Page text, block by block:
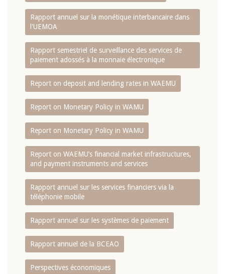
Rapport annuel sur la monétique interbancaire dans
l'UEMOA
Rapport semestriel de surveillance des services de
paiement adossés à la monnaie électronique
Report on deposit and lending rates in WAEMU
Report on Monetary Policy in WAMU
Report on Monetary Policy in WAMU
Report on WAEMU’s financial market infrastructures,
and payment instruments and services
Rapport annuel sur les services financiers via la
téléphonie mobile
Rapport annuel sur les systèmes de paiement
Rapport annuel de la BCEAO
Perspectives économiques